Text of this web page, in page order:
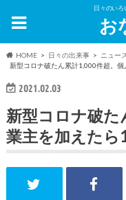
日々のいろ
お
HOME 日々の出来事
ニュー
新型コロナ破たん累計1,000件超。
2021.02.03
新型コロナ破た
業主を加えたら